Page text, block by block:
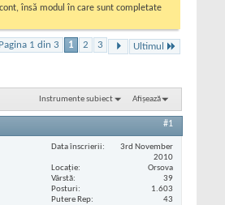
însă modul în care sunt completate
Pagina 1 din 3 1 2 3 Ultimul
Instrumente subiect Afișează
#1
Data înscrierii
3rd November
2010
Locaţie
Orsova
Vârstă
39
Posturi
1.603
Putere Rep
43